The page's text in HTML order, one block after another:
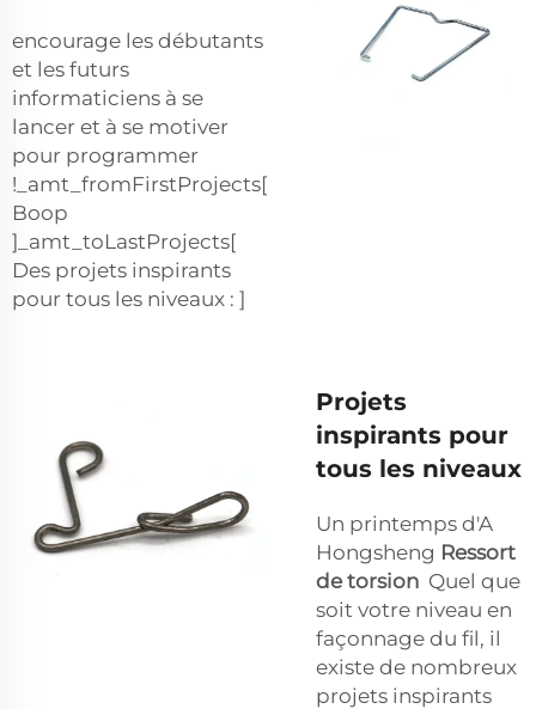
encourage les débutants
et les futurs
informaticiens à se
lancer et à se motiver
pour programmer
!_amt_fromFirstProjects[
Boop
]_amt_toLastProjects[
Des projets inspirants
pour tous les niveaux : ]
Projets
inspirants pour
tous les niveaux
Un printemps d'A
Hongsheng Ressort
de torsion Quel que
soit votre niveau en
façonnage du fil, il
existe de nombreux
projets inspirants